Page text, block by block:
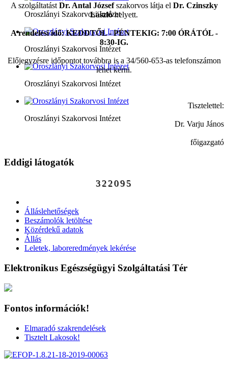
Oroszlányi Szakorvosi Intézet
Oroszlányi Szakorvosi Intézet
Oroszlányi Szakorvosi Intézet
Oroszlányi Szakorvosi Intézet
A szolgáltatást Dr. Antal Józsefszakorvos látja el Dr. Czinszky
Lászlóhelyett.
A rendelési idő: KEDDTŐL - PÉNTEKIG: 7:00 ÓRÁTÓL -
8:30-IG.
Előjegyzésre időpontot továbbra is a 34/560-653-as telefonszámon
lehet kérni.
Tisztelettel:
Dr. Varju János
főigazgató
Eddigi látogatók
322095
Álláslehetőségek
Beszámolók letöltése
Közérdekű adatok
Állás
Leletek, laboreredmények lekérése
Elektronikus Egészségügyi Szolgáltatási Tér
Fontos információk!
Elmaradó szakrendelések
Tisztelt Lakosok!